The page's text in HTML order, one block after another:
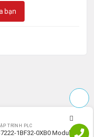
bạn
TRÌNH PLC
1BF32-0XB0 Module S7-